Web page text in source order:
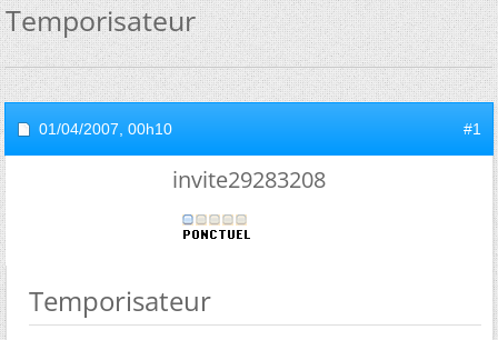
Temporisateur
01/04/2007, 00h10 #1
invite29283208
Temporisateur